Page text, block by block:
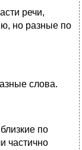
речи,
но разные по
слова.
по
частично